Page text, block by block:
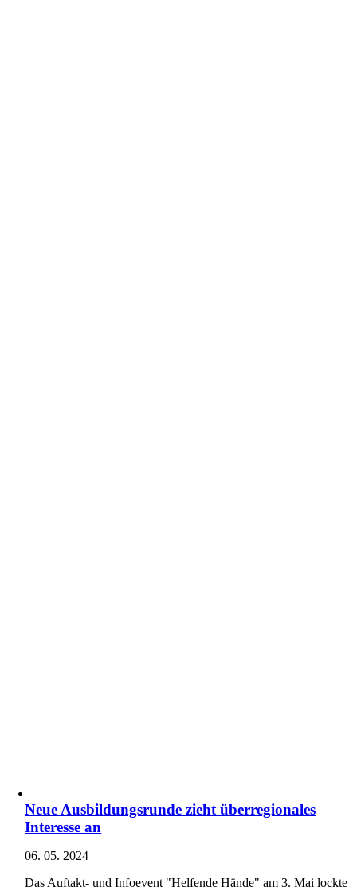
Neue Ausbildungsrunde zieht überregionales
Interesse an
06. 05. 2024
Das Auftakt- und Infoevent "Helfende Hände" am 3. Mai lockte